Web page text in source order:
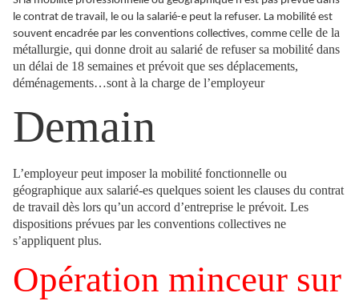
le contrat de travail, le ou la salarié-e peut la refuser. La mobilité est
souvent encadrée par les conventions collectives, comme celle de la
métallurgie, qui donne droit au salarié de refuser sa mobilité dans
un délai de 18 semaines et prévoit que ses déplacements,
déménagements…sont à la charge de l’employeur
Demain
L’employeur peut imposer la mobilité fonctionnelle ou
géographique aux salarié-es quelques soient les clauses du contrat
de travail dès lors qu’un accord d’entreprise le prévoit. Les
dispositions prévues par les conventions collectives ne
s’appliquent plus.
Opération minceur sur